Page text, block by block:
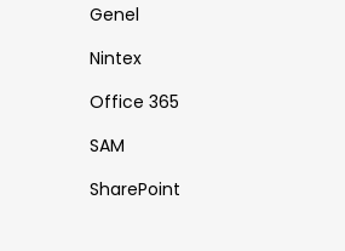
Genel
Nintex
Office 365
SAM
SharePoint